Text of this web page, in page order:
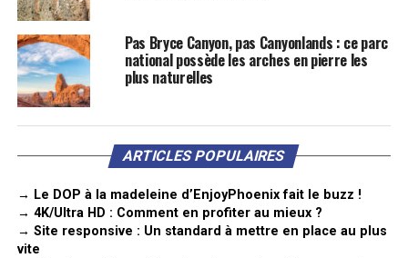
Pas Bryce Canyon, pas Canyonlands : ce parc
national possède les arches en pierre les
plus naturelles
ARTICLES POPULAIRES
→ Le DOP à la madeleine d’EnjoyPhoenix fait le buzz !
→ 4K/Ultra HD : Comment en profiter au mieux ?
→ Site responsive : Un standard à mettre en place au plus
vite